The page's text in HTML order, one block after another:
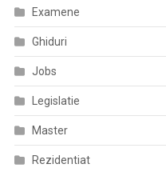
Examene
Ghiduri
Jobs
Legislatie
Master
Rezidentiat